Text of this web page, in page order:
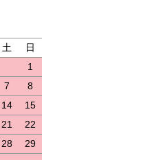
土
日
1
7
8
14
15
21
22
28
29